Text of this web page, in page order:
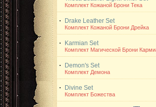
Комплект Кожаной Брони Тека
Drake Leather Set
Комплект Кожаной Брони Дрейка
Karmian Set
Комплект Магической Брони
Demon's Set
Комплект Демона
Divine Set
Комплект Божества